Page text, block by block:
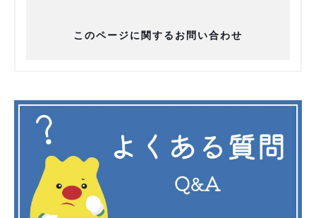
このページに関するお問い合わせ